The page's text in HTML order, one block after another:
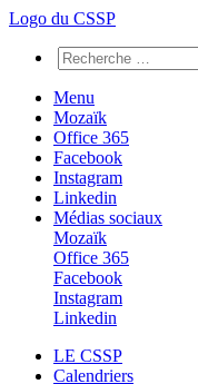
Logo du CSSP
Menu
Mozaïk
Office 365
Facebook
Instagram
Linkedin
Médias sociaux
Mozaïk
Office 365
Facebook
Instagram
Linkedin
LE CSSP
Calendriers